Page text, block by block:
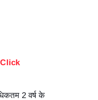
Click
2 वर्ष के